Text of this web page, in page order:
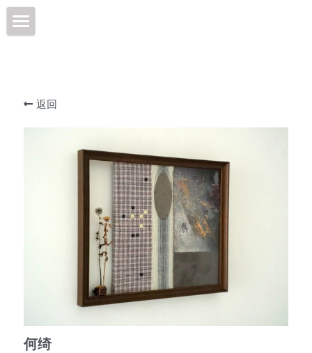
驻留艺术家Resident Artist
活动快讯News and Events
伦敦梵高故居VanGoghHouseLondon
工作坊Workshop
联系我们Contact
伦敦梵高故居
San Mei Gallery
返回
何绮